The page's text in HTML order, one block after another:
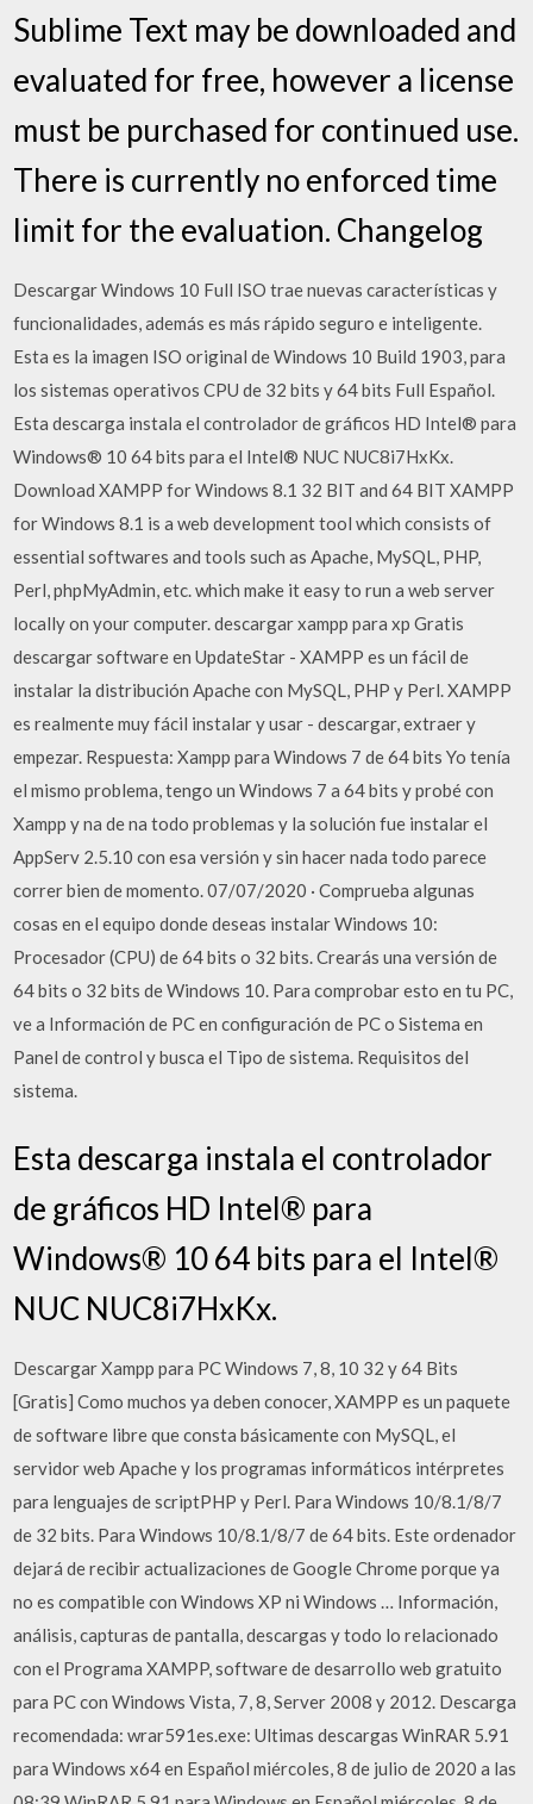
Sublime Text may be downloaded and
evaluated for free, however a license
must be purchased for continued use.
There is currently no enforced time
limit for the evaluation. Changelog
Descargar Windows 10 Full ISO trae nuevas características y
funcionalidades, además es más rápido seguro e inteligente.
Esta es la imagen ISO original de Windows 10 Build 1903, para
los sistemas operativos CPU de 32 bits y 64 bits Full Español.
Esta descarga instala el controlador de gráficos HD Intel® para
Windows® 10 64 bits para el Intel® NUC NUC8i7HxKx.
Download XAMPP for Windows 8.1 32 BIT and 64 BIT XAMPP
for Windows 8.1 is a web development tool which consists of
essential softwares and tools such as Apache, MySQL, PHP,
Perl, phpMyAdmin, etc. which make it easy to run a web server
locally on your computer. descargar xampp para xp Gratis
descargar software en UpdateStar - XAMPP es un fácil de
instalar la distribución Apache con MySQL, PHP y Perl. XAMPP
es realmente muy fácil instalar y usar - descargar, extraer y
empezar. Respuesta: Xampp para Windows 7 de 64 bits Yo tenía
el mismo problema, tengo un Windows 7 a 64 bits y probé con
Xampp y na de na todo problemas y la solución fue instalar el
AppServ 2.5.10 con esa versión y sin hacer nada todo parece
correr bien de momento. 07/07/2020 · Comprueba algunas
cosas en el equipo donde deseas instalar Windows 10:
Procesador (CPU) de 64 bits o 32 bits. Crearás una versión de
64 bits o 32 bits de Windows 10. Para comprobar esto en tu PC,
ve a Información de PC en configuración de PC o Sistema en
Panel de control y busca el Tipo de sistema. Requisitos del
sistema.
Esta descarga instala el controlador
de gráficos HD Intel® para
Windows® 10 64 bits para el Intel®
NUC NUC8i7HxKx.
Descargar Xampp para PC Windows 7, 8, 10 32 y 64 Bits
[Gratis] Como muchos ya deben conocer, XAMPP es un paquete
de software libre que consta básicamente con MySQL, el
servidor web Apache y los programas informáticos intérpretes
para lenguajes de scriptPHP y Perl. Para Windows 10/8.1/8/7
de 32 bits. Para Windows 10/8.1/8/7 de 64 bits. Este ordenador
dejará de recibir actualizaciones de Google Chrome porque ya
no es compatible con Windows XP ni Windows … Información,
análisis, capturas de pantalla, descargas y todo lo relacionado
con el Programa XAMPP, software de desarrollo web gratuito
para PC con Windows Vista, 7, 8, Server 2008 y 2012. Descarga
recomendada: wrar591es.exe: Ultimas descargas WinRAR 5.91
para Windows x64 en Español miércoles, 8 de julio de 2020 a las